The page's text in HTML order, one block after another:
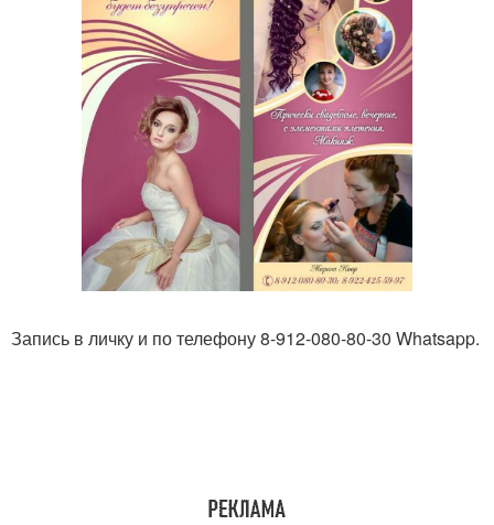
Запись в личку и по телефону 8-912-080-80-30 Whatsapp.